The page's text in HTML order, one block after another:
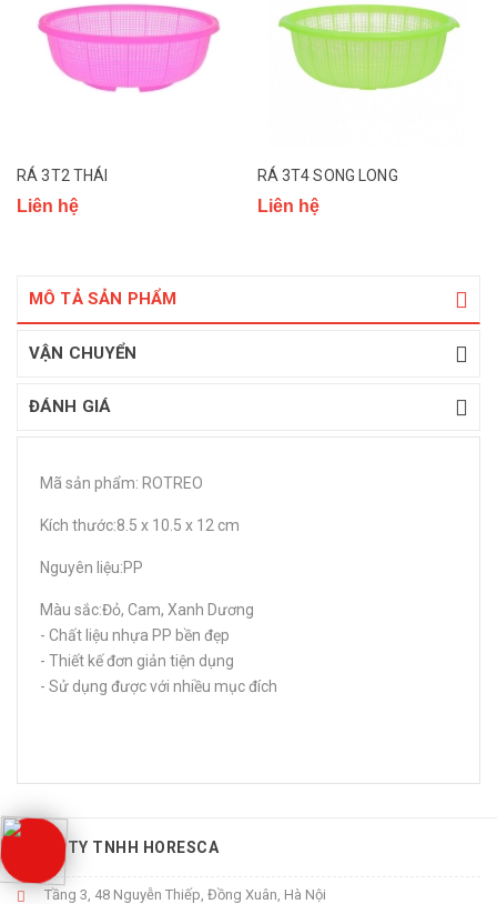
RÁ 3T2 THÁI
Liên hệ
RÁ 3T4 SONG LONG
Liên hệ
MÔ TẢ SẢN PHẨM
VẬN CHUYỂN
ĐÁNH GIÁ
Mã sản phẩm: ROTREO
Kích thước:8.5 x 10.5 x 12 cm
Nguyên liệu:PP
Màu sắc:Đỏ, Cam, Xanh Dương
- Chất liệu nhựa PP bền đẹp
- Thiết kế đơn giản tiện dụng
- Sử dụng được với nhiều mục đích
CÔNG TY TNHH HORESCA
Tầng 3, 48 Nguyễn Thiếp, Đồng Xuân, Hà Nội